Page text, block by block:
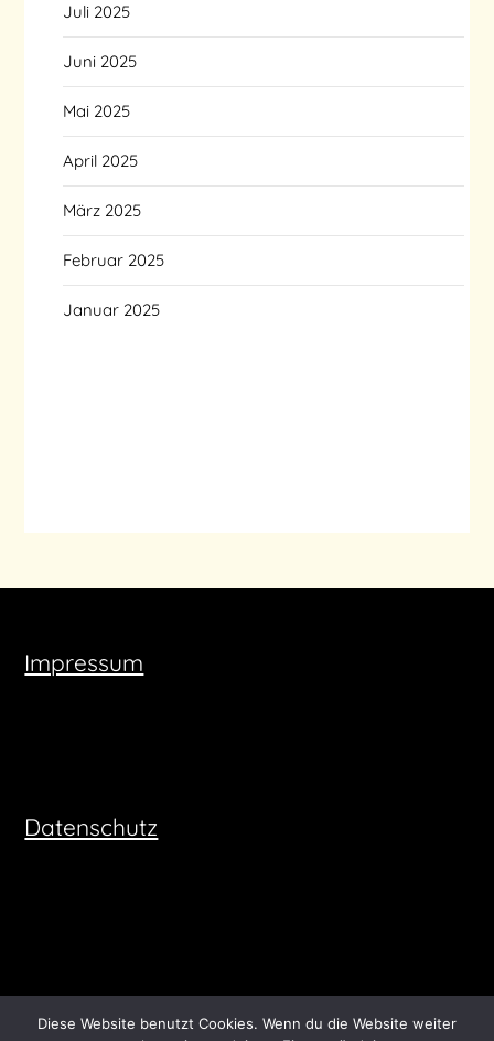
Juli 2025
Juni 2025
Mai 2025
April 2025
März 2025
Februar 2025
Januar 2025
Impressum
Datenschutz
Diese Website benutzt Cookies. Wenn du die Website weiter